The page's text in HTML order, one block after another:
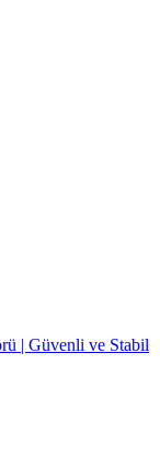
| Güvenli ve Stabil